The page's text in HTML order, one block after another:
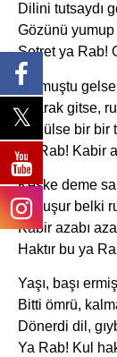
Dilini tutsaydı
Gözünü yumup
Setret ya Rab!
Bir muştu
Uçarak gitse,
Çözülse bir bir
Ya Rab! Kabir
Keşke deme
Kavuşur belki
Kabir azabı
Haktır bu ya
Yaşı, başı
Bitti ömrü,
Dönerdi dil,
Ya Rab! Kul